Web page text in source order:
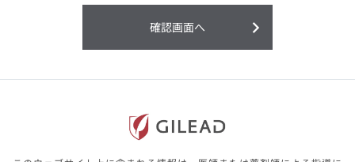
利用することまたは利用できなかったことよ
り生じる損害については一切の責任を負いか
含む）の情報は、その製品またはその製品の
本サイト内の情報は、医師その他医療関係者
が行なうべきアドバイスやサービスを提供す
るものではありません。本サイトに表示され
確認画面へ